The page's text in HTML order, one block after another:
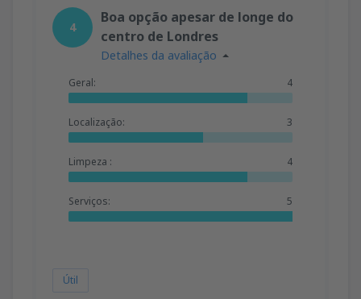
4
Boa opção apesar de longe do
centro de Londres
Detalhes da avaliação
Geral: 4
Localização: 3
Limpeza : 4
Serviços: 5
Útil